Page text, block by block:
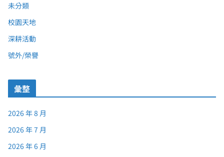
未分類
校園天地
深耕活動
號外/榮譽
彙整
2026 年 8 月
2026 年 7 月
2026 年 6 月